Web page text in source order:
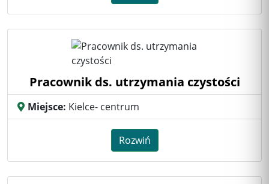
Pracownik ds. utrzymania czystości
Miejsce: Kielce- centrum
Rozwiń